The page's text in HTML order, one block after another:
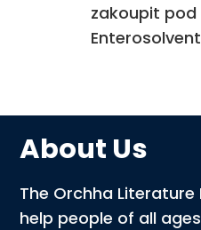
zakoupit pod
About Us
The Orchha Literature
help people of all